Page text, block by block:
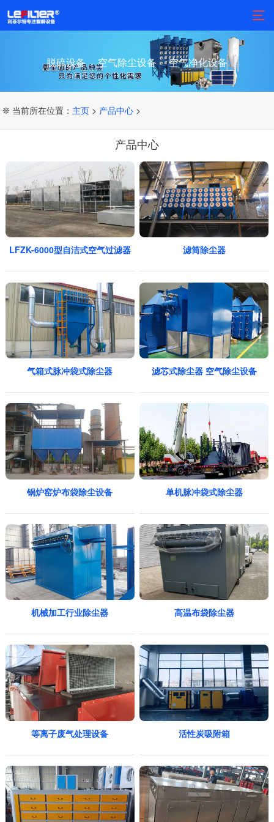
脱硫设备 空气除尘设备 空气净化设备
❊ 当前所在位置： 主页 > 产品中心 >
产品中心
LFZK-6000型自洁式空气过滤器 滤筒除尘器
气箱式脉冲袋式除尘器 滤芯式除尘器 空气除尘设备
锅炉窑炉布袋除尘设备 单机脉冲袋式除尘器
机械加工行业除尘器 高温布袋除尘器
等离子废气处理设备 活性炭吸附箱